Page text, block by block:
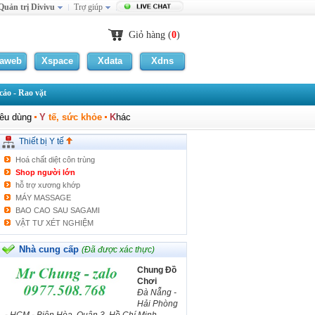
trị Divivu Trợ giúp
Giỏ hàng (0)
Xspace Xdata Xdns
- Rao vặt
dùng Y tế, sức khỏe Khác
Thiết bị Y tế
Máy lọc nước 30-50 lít/h
MÁY KHÍ DUNG MŨI HỌNG
Lô
Máy chạy bộ cơ
Máy chạy bộ điện
Xe đạp tập thể dục
Giường điện đa chức năng
Máy trị viêm khớp, gout
Máy trị viêm mũi dị ứng
Hoá chất diệt côn trùng
Shop người lớn
hỗ trợ xương khớp
MÁY MASSAGE
BAO CAO SAU SAGAMI
VẬT TƯ XÉT NGHIỆM
Bóng trẻ em
Bóng ném
Máy Lọc Nước HomePure
Máy Lọc Nước HomePure
Giường massage
Nhà cung cấp (Đã được xác thực)
Chung Đồ
Chơi
Đà Nẵng -
Hải Phòng